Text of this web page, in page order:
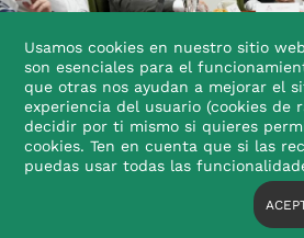

Usamos cookies en nuestro sitio
son esenciales para el
que otras nos ayudan a mejorar el
experiencia del usuario (cookies de
decidir por ti mismo si quieres
cookies. Ten en cuenta que si las
puedas usar todas las